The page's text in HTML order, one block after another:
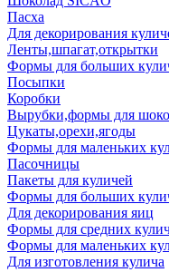
Пасха
Для декорирования
Ленты,шпагат,открытки
Формы для больших
Посыпки
Коробки
Вырубки,формы для
Цукаты,орехи,ягоды
Формы для маленьких
Пасочницы
Пакеты для куличей
Формы для больших
Для декорирования яиц
Формы для средних
Формы для маленьких
Для изготовления кулича